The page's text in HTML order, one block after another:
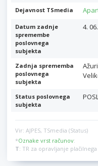
Dejavnost TSmedia
Datum zadnje
spremembe
poslovnega
subjekta
4.
Zadnja sprememba
poslovnega
subjekta
Status poslovnega
subjekta
Vir: AJPES, TSmedia (Status)
*Oznake vrst računov:
T: TR za opravljanje